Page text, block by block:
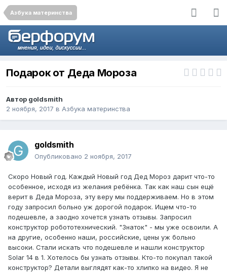
Азбука материнства
Подарок от Деда Мороза
Автор goldsmith
2 ноября, 2017 в Азбука материнства
goldsmith
Опубликовано 2 ноября, 2017
Скоро Новый год. Каждый Новый год Дед Мороз дарит что-то
особенное, исходя из желания ребёнка. Так как наш сын ещё
верит в Деда Мороза, эту веру мы поддерживаем. Но в этом
году запросил больно уж дорогой подарок. Ищем что-то
подешевле, а заодно хочется узнать отзывы. Запросил
конструктор робототехнический. "Знаток" - мы уже освоили. А
на другие, особенно наши, российские, цены уж больно
высоки. Стали искать что подешевле и нашли конструктор
Solar 14 в 1. Хотелось бы узнать отзывы. Кто-то покупал такой
конструктор? Детали выглядят как-то хлипко на видео. Я не